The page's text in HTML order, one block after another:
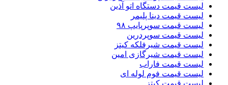
لیست قیمت دستگاه اتو آذین
لیست قیمت دینا پلیمر
لیست قیمت سوپرپایپ ۹۸
لیست قیمت سوپردرین
لیست قیمت شیرفلکه کیتز
لیست قیمت شیرگازی امین
لیست قیمت فاراب
لیست قیمت فوم لوله ای
لیست قیمت کیتز